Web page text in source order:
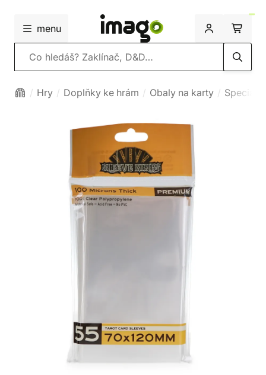
menu
Vyhledávání
Hry Doplňky ke hrám Obaly na karty